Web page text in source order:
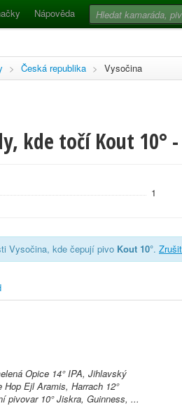
Nápověda
> Česká republika > Vysočina
kde točí Kout 10°
1
Vysočina, kde čepují pivo Kout 10°.
Opice 14° IPA, Jihlavský
Ejl Aramis, Harrach 12°
pivovar 10° Jiskra, Guinness, ...